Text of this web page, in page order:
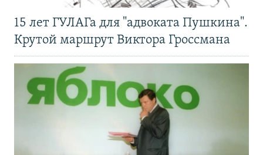
15 лет ГУЛАГа для "адвоката Пушкина".
Крутой маршрут Виктора Гроссмана